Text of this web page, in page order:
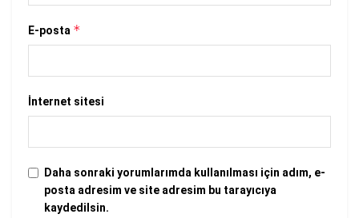
E-posta *
İnternet sitesi
Daha sonraki yorumlarımda kullanılması için adım, e-
posta adresim ve site adresim bu tarayıcıya
kaydedilsin.